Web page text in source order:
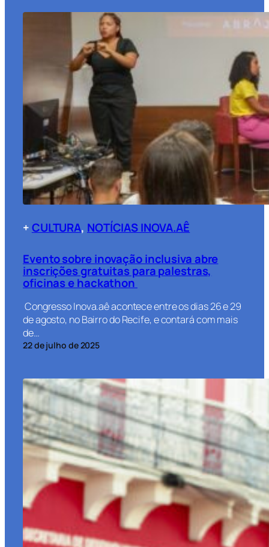
+CULTURA, NOTÍCIAS INOVA.AÊ
Evento sobre inovação inclusiva abre
inscrições gratuitas para palestras,
oficinas e hackathon
Congresso Inova.aê acontece entre os dias 26 e 29
de agosto, no Bairro do Recife, e contará com mais
de…
22 de julho de 2025